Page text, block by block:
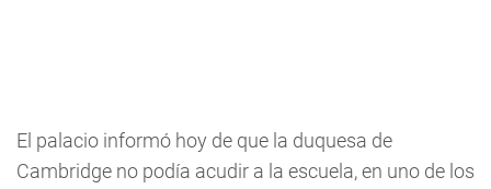
El palacio informó hoy de que la duquesa de
Cambridge no podía acudir a la escuela, en uno de los